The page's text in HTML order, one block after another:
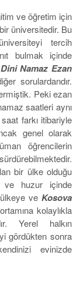
ve öğretim için
üniversitedir. Bu
tercih
bulmak içinde
Namaz Ezan
sorulardandır.
Peki ezan
saatleri aynı
farkı itibariyle
genel olarak
öğrencilerin
bir ülke olduğu
ve huzur içinde
ve Kosova
kolaylıkla
Yerel halkın
gördükten sonra
evinizde